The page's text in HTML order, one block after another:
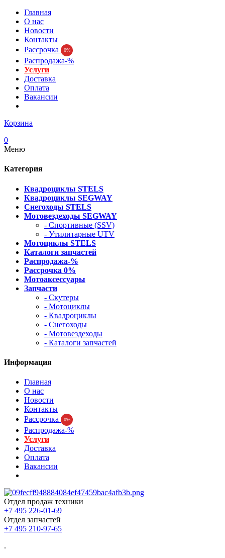
Главная
О нас
Новости
Контакты
Рассрочка
0%
Распродажа-%
Услуги
Доставка
Оплата
Вакансии
Корзина
0
Меню
Категория
Квадроциклы STELS
Квадроциклы SEGWAY
Снегоходы STELS
Мотовездеходы SEGWAY
- Спортивные (SSV)
- Утилитарные UTV
Мотоциклы STELS
Каталоги запчастей
Распродажа-%
Рассрочка 0%
Мотоаксессуары
Запчасти
- Скутеры
- Мотоциклы
- Квадроциклы
- Снегоходы
- Мотовездеходы
- Каталоги запчастей
Информация
Главная
О нас
Новости
Контакты
Рассрочка
0%
Распродажа-%
Услуги
Доставка
Оплата
Вакансии
Отдел продаж техники
+7 495 226-01-69
Отдел запчастей
+7 495 210-97-65
.